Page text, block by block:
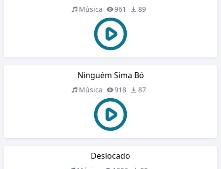
Música 961 89
Ninguém Sima Bó
Música 918 87
Deslocado